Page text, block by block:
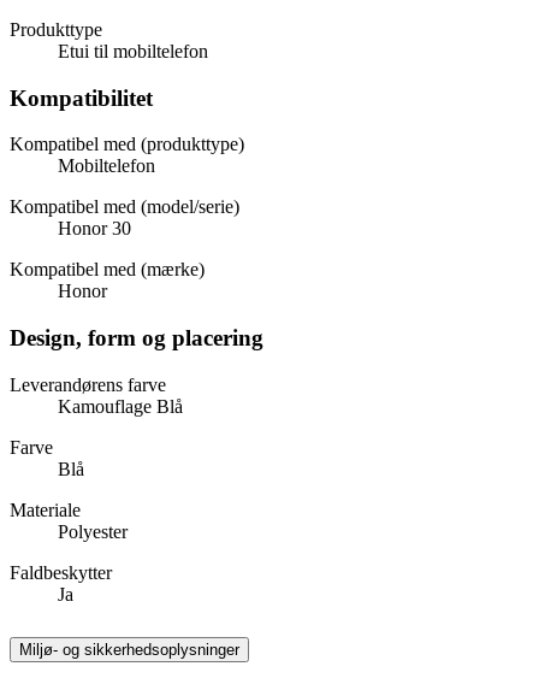
Produkttype
Etui til mobiltelefon
Kompatibilitet
Kompatibel med (produkttype)
Mobiltelefon
Kompatibel med (model/serie)
Honor 30
Kompatibel med (mærke)
Honor
Design, form og placering
Leverandørens farve
Kamouflage Blå
Farve
Blå
Materiale
Polyester
Faldbeskytter
Ja
Miljø- og sikkerhedsoplysninger